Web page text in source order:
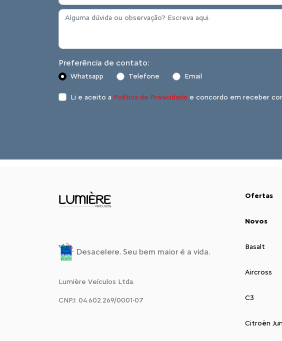
Preferência de contato:
Whatsapp Telefone Email
Li e aceito a Política de Privacidade e concordo em receber
Desacelere. Seu bem maior é a vida.
Lumière Veículos Ltda.
CNPJ: 04.602.269/0001-07
Ofertas
Novos
Basalt
Aircross
C3
Citroën